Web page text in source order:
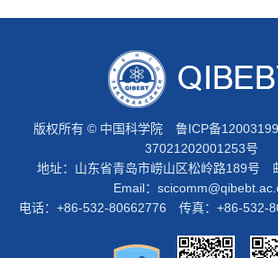
版权所有 © 中国科学院 鲁ICP备
37021202001253号
地址：山东省青岛市崂山区松岭路189号
Email：
电话：+86-532-80662776 传真：+86-532-